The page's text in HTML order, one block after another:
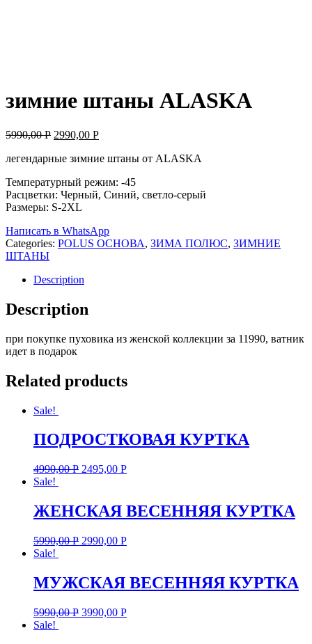
зимние штаны ALASKA
5990,00Р 2990,00 Р
легендарные зимние штаны от ALASKA
Температурный режим: -45
Расцветки: Черный, Синий, светло-серый
Размеры: S-2XL
Написать в WhatsApp
Categories: POLUS ОСНОВА, ЗИМА ПОЛЮС, ЗИМНИЕ
ШТАНЫ
Description
Description
при покупке пуховика из женской коллекции за 11990, ватник
идет в подарок
Related products
Sale!
ПОДРОСТКОВАЯ КУРТКА
4990,00Р 2495,00 Р
Sale!
ЖЕНСКАЯ ВЕСЕННЯЯ КУРТКА
5990,00Р 2990,00 Р
Sale!
МУЖСКАЯ ВЕСЕННЯЯ КУРТКА
5990,00Р 3990,00 Р
Sale!